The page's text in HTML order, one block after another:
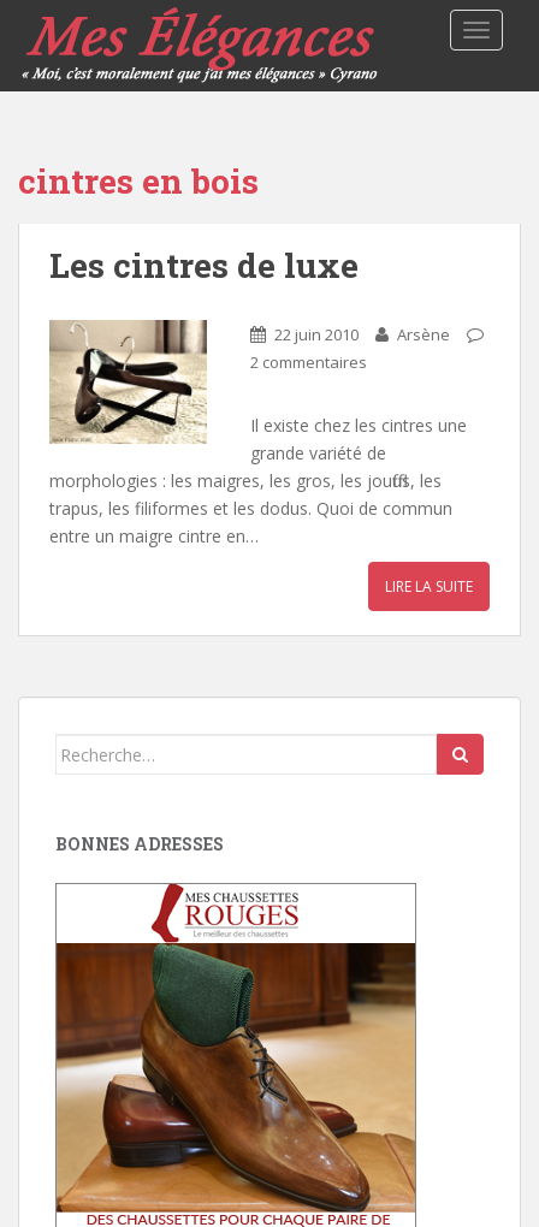
cintres en bois
Les cintres de luxe
22 juin 2010
Arsène
2 commentaires
Il existe chez les cintres une
grande variété de
morphologies : les maigres, les gros, les joufflus, les
trapus, les filiformes et les dodus. Quoi de commun
entre un maigre cintre en…
LIRE LA SUITE
Search
BONNES ADRESSES